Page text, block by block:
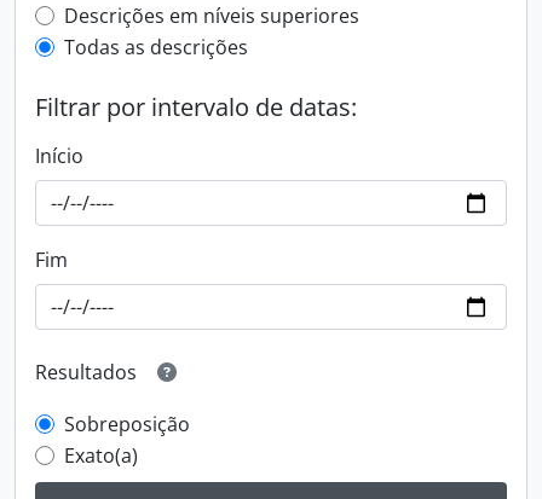
Filtro de descrição de nível superior
Descrições em níveis superiores
Todas as descrições
Filtrar por intervalo de datas:
Início
Fim
Resultados
Sobreposição
Exato(a)